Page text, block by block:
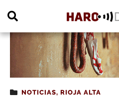
NOTICIAS, RIOJA ALTA